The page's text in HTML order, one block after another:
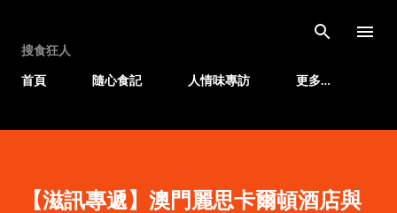
搜食狂人
首頁
隨心食記 人情味專訪 更多…
【滋訊專遞】澳門麗思卡爾頓酒店與